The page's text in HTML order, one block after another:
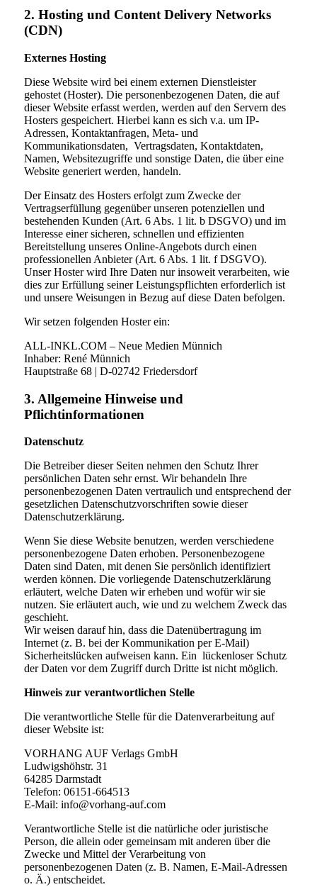
2. Hosting und Content Delivery Networks
(CDN)
Externes Hosting
Diese Website wird bei einem externen Dienstleister
gehostet (Hoster). Die personenbezogenen Daten, die auf
dieser Website erfasst werden, werden auf den Servern des
Hosters gespeichert. Hierbei kann es sich v.a. um IP-
Adressen, Kontaktanfragen, Meta- und
Kommunikationsdaten, Vertragsdaten, Kontaktdaten,
Namen, Websitezugriffe und sonstige Daten, die über eine
Website generiert werden, handeln.
Der Einsatz des Hosters erfolgt zum Zwecke der
Vertragserfüllung gegenüber unseren potenziellen und
bestehenden Kunden (Art. 6 Abs. 1 lit. b DSGVO) und im
Interesse einer sicheren, schnellen und effizienten
Bereitstellung unseres Online-Angebots durch einen
professionellen Anbieter (Art. 6 Abs. 1 lit. f DSGVO).
Unser Hoster wird Ihre Daten nur insoweit verarbeiten, wie
dies zur Erfüllung seiner Leistungspflichten erforderlich ist
und unsere Weisungen in Bezug auf diese Daten befolgen.
Wir setzen folgenden Hoster ein:
ALL-INKL.COM – Neue Medien Münnich
Inhaber: René Münnich
Hauptstraße 68 | D-02742 Friedersdorf
3. Allgemeine Hinweise und
Pflichtinformationen
Datenschutz
Die Betreiber dieser Seiten nehmen den Schutz Ihrer
persönlichen Daten sehr ernst. Wir behandeln Ihre
personenbezogenen Daten vertraulich und entsprechend der
gesetzlichen Datenschutzvorschriften sowie dieser
Datenschutzerklärung.
Wenn Sie diese Website benutzen, werden verschiedene
personenbezogene Daten erhoben. Personenbezogene
Daten sind Daten, mit denen Sie persönlich identifiziert
werden können. Die vorliegende Datenschutzerklärung
erläutert, welche Daten wir erheben und wofür wir sie
nutzen. Sie erläutert auch, wie und zu welchem Zweck das
geschieht.
Wir weisen darauf hin, dass die Datenübertragung im
Internet (z. B. bei der Kommunikation per E-Mail)
Sicherheitslücken aufweisen kann. Ein lückenloser Schutz
der Daten vor dem Zugriff durch Dritte ist nicht möglich.
Hinweis zur verantwortlichen Stelle
Die verantwortliche Stelle für die Datenverarbeitung auf
dieser Website ist:
VORHANG AUF Verlags GmbH
Ludwigshöhstr. 31
64285 Darmstadt
Telefon: 06151-664513
E-Mail: info@vorhang-auf.com
Verantwortliche Stelle ist die natürliche oder juristische
Person, die allein oder gemeinsam mit anderen über die
Zwecke und Mittel der Verarbeitung von
personenbezogenen Daten (z. B. Namen, E-Mail-Adressen
o. Ä.) entscheidet.